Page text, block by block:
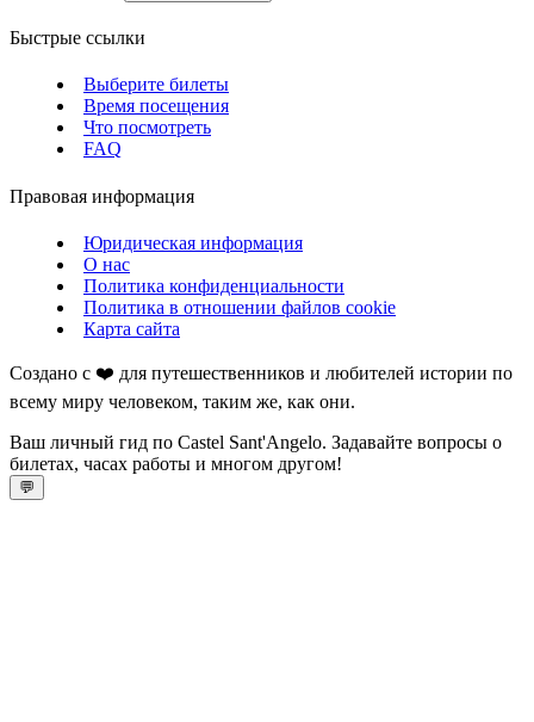
Быстрые ссылки
Выберите билеты
Время посещения
Что посмотреть
FAQ
Правовая информация
Юридическая информация
О нас
Политика конфиденциальности
Политика в отношении файлов cookie
Карта сайта
Создано с ❤️ для путешественников и любителей истории по
всему миру человеком, таким же, как они.
Ваш личный гид по Castel Sant'Angelo. Задавайте вопросы о
билетах, часах работы и многом другом!
💬